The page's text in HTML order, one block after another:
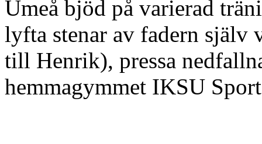
Umeå bjöd på varierad
lyfta stenar av fadern själv
till Henrik), pressa
hemmagymmet IKSU